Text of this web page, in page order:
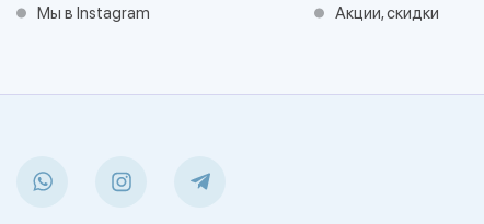
Мы в Instagram Акции, скидки